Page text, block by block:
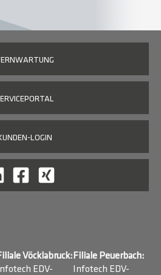
LOGIN
Vöcklabruck:
Infotech EDV-
Filiale Peuerbach:
Infotech EDV-